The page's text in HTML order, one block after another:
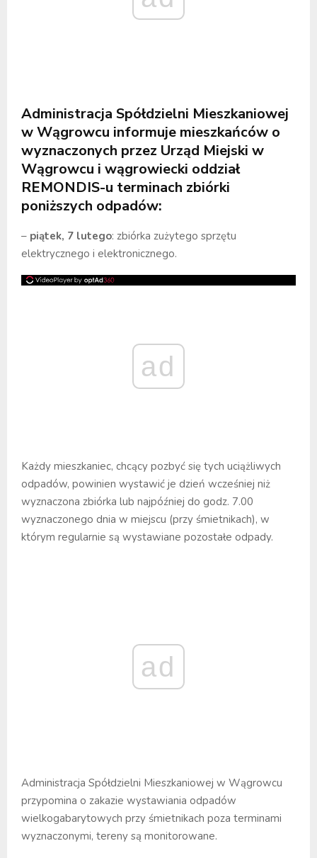
Administracja Spółdzielni Mieszkaniowej
w Wągrowcu informuje mieszkańców o
wyznaczonych przez Urząd Miejski w
Wągrowcu i wągrowiecki oddział
REMONDIS-u terminach zbiórki
poniższych odpadów:
– piątek, 7 lutego: zbiórka zużytego sprzętu
elektrycznego i elektronicznego.
ad
Każdy mieszkaniec, chcący pozbyć się tych uciążliwych
odpadów, powinien wystawić je dzień wcześniej niż
wyznaczona zbiórka lub najpóźniej do godz. 7.00
wyznaczonego dnia w miejscu (przy śmietnikach), w
którym regularnie są wystawiane pozostałe odpady.
ad
Administracja Spółdzielni Mieszkaniowej w Wągrowcu
przypomina o zakazie wystawiania odpadów
wielkogabarytowych przy śmietnikach poza terminami
wyznaczonymi, tereny są monitorowane.